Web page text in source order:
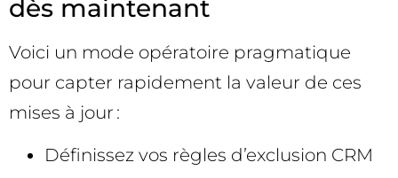
dès maintenant
Voici un mode opératoire pragmatique
pour capter rapidement la valeur de ces
mises à jour :
Définissez vos règles d’exclusion CRM